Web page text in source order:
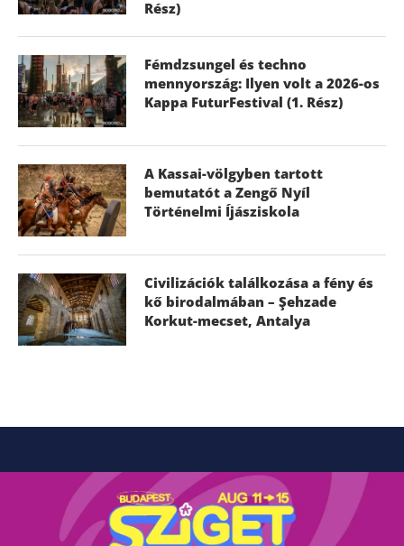
Rész)
Fémdzsungel és techno
mennyország: Ilyen volt a 2026-os
Kappa FuturFestival (1. Rész)
A Kassai-völgyben tartott
bemutatót a Zengő Nyíl
Történelmi Íjásziskola
Civilizációk találkozása a fény és
kő birodalmában – Şehzade
Korkut-mecset, Antalya